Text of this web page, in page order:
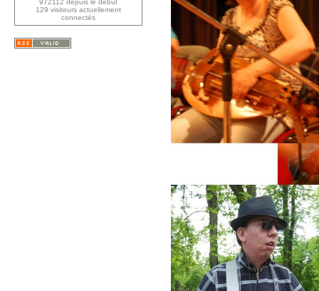
972112 depuis le début
129 visiteurs actuellement
connectés